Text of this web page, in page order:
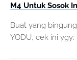
M4 Untuk Sosok
Buat yang
YODU, cek ini ygy: